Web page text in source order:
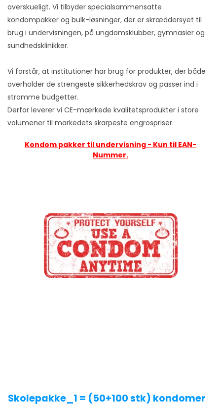
Pasante
Sensitex
SKYN
Unilatex
Vitalis
overskueligt. Vi tilbyder specialsammensatte
kondompakker og bulk-løsninger, der er skræddersyet til
brug i undervisningen, på ungdomsklubber, gymnasier og
sundhedsklinikker.
Vi forstår, at institutioner har brug for produkter, der både
overholder de strengeste sikkerhedskrav og passer ind i
stramme budgetter.
Derfor leverer vi CE-mærkede kvalitetsprodukter i store
volumener til markedets skarpeste engrospriser.
Kondom pakker til undervisning - Kun til EAN-
Nummer.
Skolepakke_1 = (50+100 stk) kondomer